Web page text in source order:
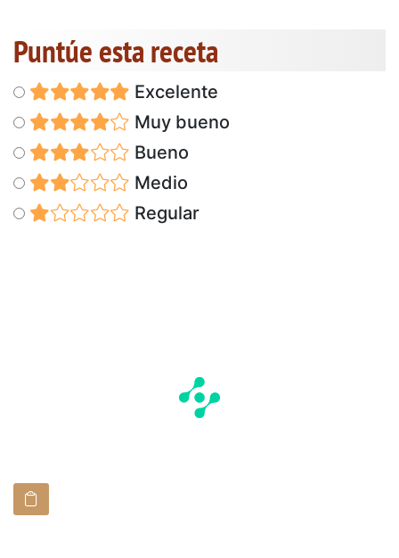
Puntúe esta receta
Excelente
Muy bueno
Bueno
Medio
Regular